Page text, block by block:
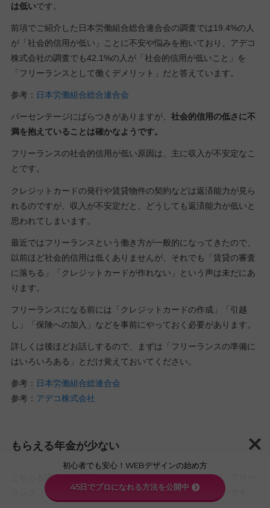
は低いです。
前項でご紹介した日本労働組合総合連合会の調査では19.4%の人
が「社会的信用が低い」ことに不安や悩みを抱いており、アデコ
株式会社の調査でも42.1%の人が「社会的信用が低いこと」を
「フリーランスとして働くデメリット」だと答えています。
参考： 日本労働組合総合連合会
パーセンテージにばらつきがありますが、 社会的信用の低さに不
満を抱えていることは確かなようです。
フリーランスの社会的信用が低い原因は、主に収入が不安定なこ
とです。
クレジットカードの発行や賃貸物件の契約などは返済能力が見ら
れるのですが、収入が不安定だと、どうしても返済能力が低いと
思われてしまいます。
最近ではフリーランスという働き方が一般的になってきたので、
以前ほど社会的信用は低くありませんが、それでも「賃貸の審査
に落ちる」「クレジットカードが作れない」という声は未だにあ
ります。
フリーランスになる前には「クレジットカードの作成」「引越
し」「保険への加入」などを事前にやっておく必要があります。
詳しくは後ほどお話しするので、まずは「フリーランスの準備に
はいろいろある」とだけ覚えておいてください。
参考： 日本労働組合総連合会
参考： アデコ株式会社
もらえる年金が少ない
こちらも詳しくは国民年金のところで、お話ししますが、フリー
ランス（個人事業主）は会社員よりもらえる年金が少ないです。
初心者でも安心！WEBデザインの始め方
45日でプロになれる方法を公開中